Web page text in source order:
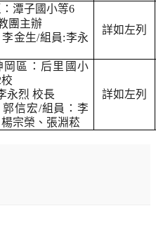
潭子國小等6
團主辦
金生/組員:李永
詳如左列
岡區：后里國小
校
永烈 校長
郭信宏/組員：李
楊宗榮、張淵菘
詳如左列